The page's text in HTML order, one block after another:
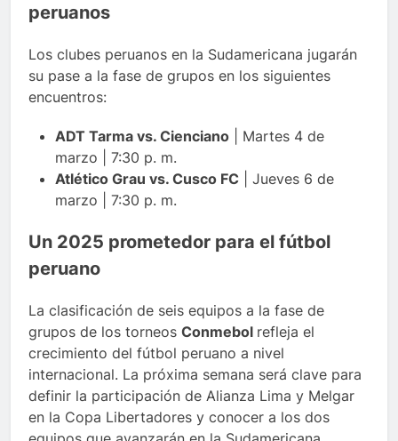
peruanos
Los clubes peruanos en la Sudamericana jugarán
su pase a la fase de grupos en los siguientes
encuentros:
ADT Tarma vs. Cienciano | Martes 4 de
marzo | 7:30 p. m.
Atlético Grau vs. Cusco FC | Jueves 6 de
marzo | 7:30 p. m.
Un 2025 prometedor para el fútbol
peruano
La clasificación de seis equipos a la fase de
grupos de los torneos Conmebol refleja el
crecimiento del fútbol peruano a nivel
internacional. La próxima semana será clave para
definir la participación de Alianza Lima y Melgar
en la Copa Libertadores y conocer a los dos